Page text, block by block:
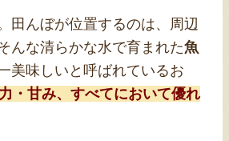
田んぼが位置するのは、周辺
んな清らかな水で育まれた魚
美味しいと呼ばれているお
・甘み、すべてにおいて優れ